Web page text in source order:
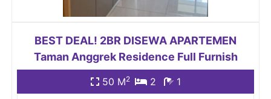
BEST DEAL! 2BR DISEWA APARTEMEN
Taman Anggrek Residence Full Furnish
50 M2 2 1